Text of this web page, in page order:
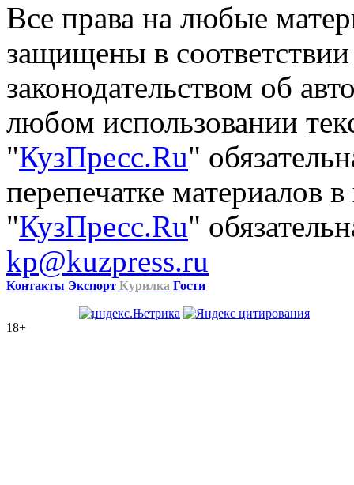
Все права на любые
защищены в
законодательством об
любом использовании
"КузПресс.Ru"
перепечатке материалов
"КузПресс.Ru"
kp@kuzpress.ru
Контакты Экспорт Курилка Гости
18+